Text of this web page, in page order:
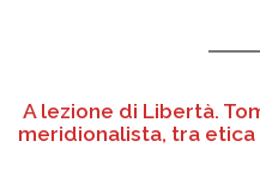
A lezione di Libertà.
meridionalista, tra